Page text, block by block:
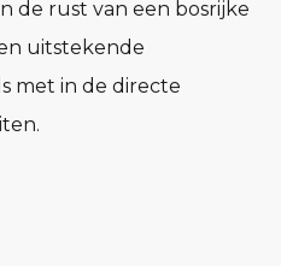
de rust van een bosrijke
uitstekende
met in de directe